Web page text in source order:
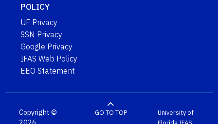
POLICY
UF Privacy
SSN Privacy
Google Privacy
IFAS Web Policy
EEO Statement
Copyright ©
GO TO TOP
University of